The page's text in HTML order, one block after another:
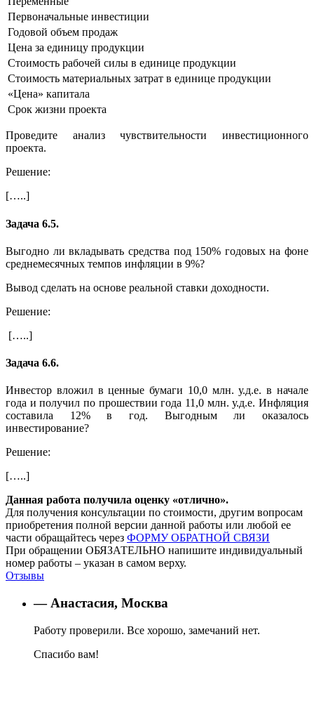
Первоначальные инвестиции
Годовой объем продаж
Цена за единицу продукции
Стоимость рабочей силы в единице продукции
Стоимость материальных затрат в единице продукции
«Цена» капитала
Срок жизни проекта
Проведите анализ чувствительности инвестиционного
проекта.
Решение:
[…..]
Задача 6.5.
Выгодно ли вкладывать средства под 150% годовых на фоне
среднемесячных темпов инфляции в 9%?
Вывод сделать на основе реальной ставки доходности.
Решение:
[…..]
Задача 6.6.
Инвестор вложил в ценные бумаги 10,0 млн. у.д.е. в начале
года и получил по прошествии года 11,0 млн. у.д.е. Инфляция
составила 12% в год. Выгодным ли оказалось
инвестирование?
Решение:
[…..]
Данная работа получила оценку «отлично».
Для получения консультации по стоимости, другим вопросам
приобретения полной версии данной работы или любой ее
части обращайтесь через ФОРМУ ОБРАТНОЙ СВЯЗИ
При обращении ОБЯЗАТЕЛЬНО напишите индивидуальный
номер работы – указан в самом верху.
Отзывы
— Анастасия, Москва
Работу проверили. Все хорошо, замечаний нет.
Спасибо вам!